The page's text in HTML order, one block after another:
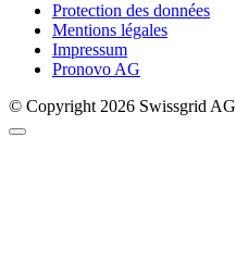
Protection des données
Mentions légales
Impressum
Pronovo AG
© Copyright 2026 Swissgrid AG